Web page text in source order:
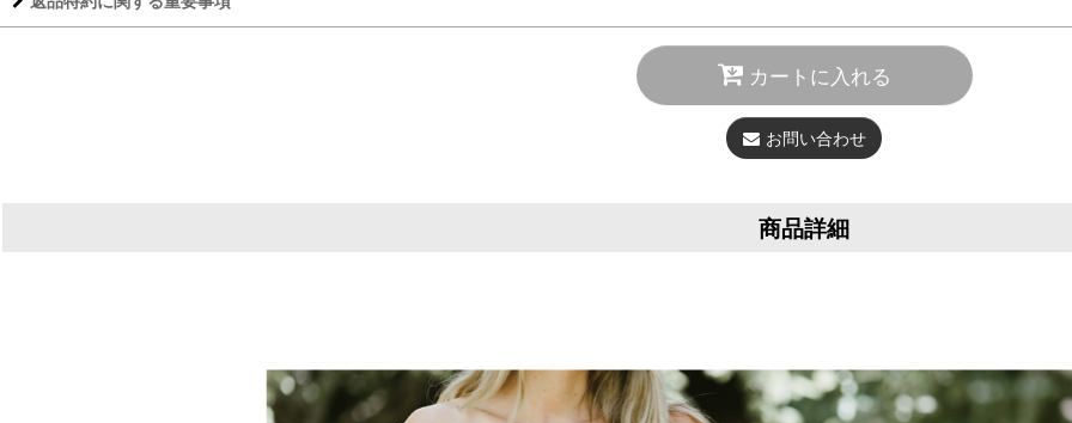
カートに入れる
お問い合わせ
商品詳細